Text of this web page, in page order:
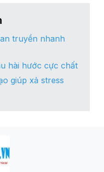
truyền nhanh
hài hước cực chất
giúp xả stress